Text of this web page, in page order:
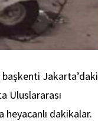
başkenti Jakarta’daki
Uluslararası
heyacanlı dakikalar.